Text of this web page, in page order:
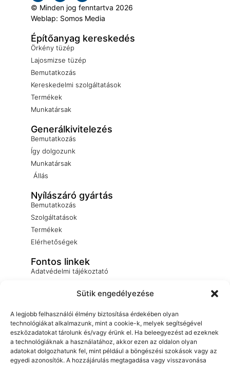
Sütik engedélyezése
A legjobb felhasználói élmény biztosítása érdekében olyan
technológiákat alkalmazunk, mint a cookie-k, melyek segítségével
eszközadatokat tárolunk és/vagy érünk el. Ha beleegyezést ad ezeknek
a technológiáknak a használatához, akkor ezen az oldalon olyan
adatokat dolgozhatunk fel, mint például a böngészési szokások vagy az
egyedi azonosítók. A hozzájárulás megtagadása vagy visszavonása
© Minden jog fenntartva 2026
Weblap: Somos Media
Építőanyag kereskedés
Örkény tüzép
Lajosmizse tüzép
Bemutatkozás
Kereskedelmi szolgáltatások
Termékek
Munkatársak
Generálkivitelezés
Bemutatkozás
Így dolgozunk
Munkatársak
Állás
Nyílászáró gyártás
Bemutatkozás
Szolgáltatások
Termékek
Elérhetőségek
Fontos linkek
Adatvédelmi tájékoztató